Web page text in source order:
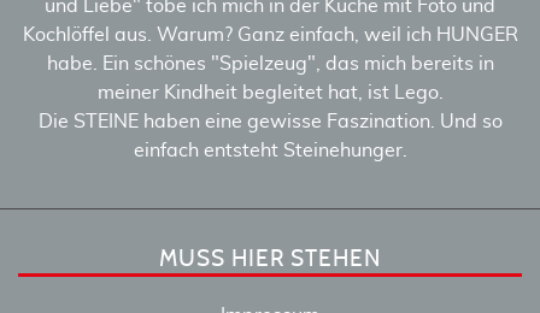
und Liebe" tobe ich mich in der Küche mit Foto und
Kochlöffel aus. Warum? Ganz einfach, weil ich HUNGER
habe. Ein schönes "Spielzeug", das mich bereits in
meiner Kindheit begleitet hat, ist Lego.
Die STEINE haben eine gewisse Faszination. Und so
einfach entsteht Steinehunger.
MUSS HIER STEHEN